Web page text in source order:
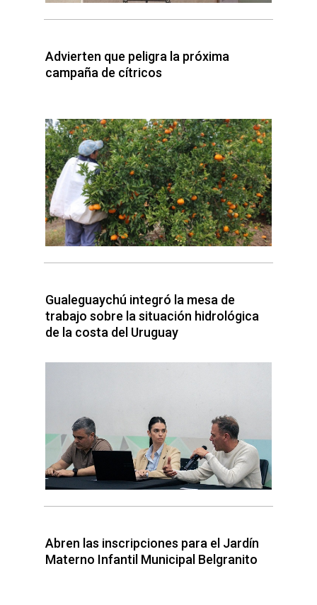
Advierten que peligra la próxima
campaña de cítricos
Gualeguaychú integró la mesa de
trabajo sobre la situación hidrológica
de la costa del Uruguay
Abren las inscripciones para el Jardín
Materno Infantil Municipal Belgranito